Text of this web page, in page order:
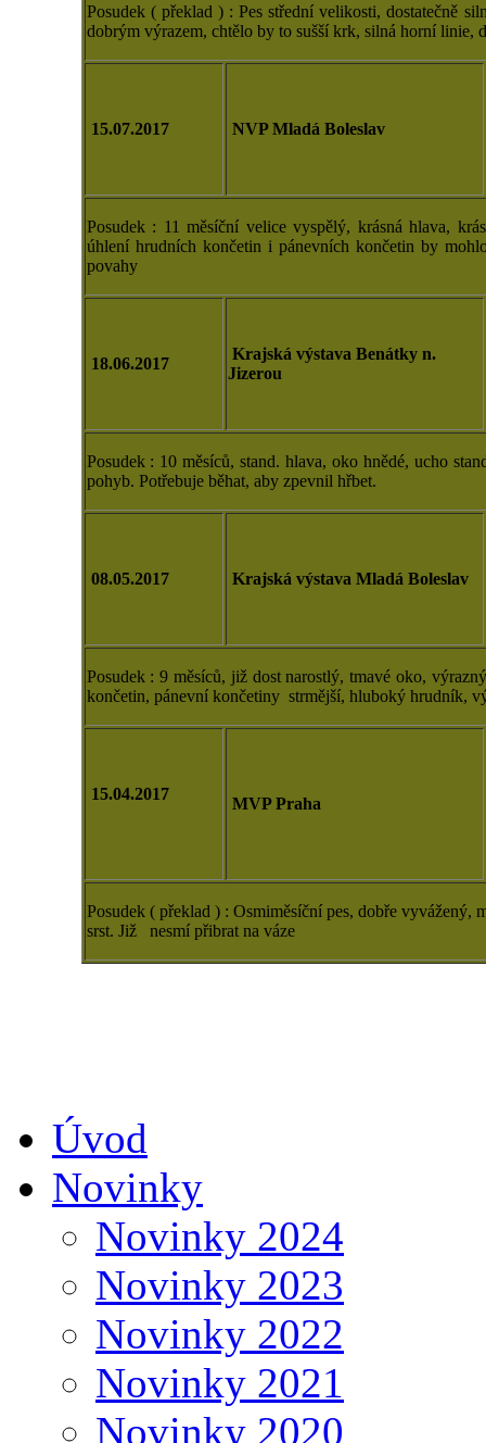
Posudek ( překlad ) : Pes střední velikosti, dostatečně
dobrým výrazem, chtělo by to sušší krk, silná horní
15.07.2017 NVP Mladá Boleslav
Posudek : 11 měsíční velice vyspělý, krásná hlava,
úhlení hrudních končetin i pánevních končetin by
povahy
18.06.2017
Krajská výstava Benátky n.
Jizerou
Posudek : 10 měsíců, stand. hlava, oko hnědé, ucho
pohyb. Potřebuje běhat, aby zpevnil hřbet.
08.05.2017 Krajská výstava Mladá Boleslav
Posudek : 9 měsíců, již dost narostlý, tmavé oko,
končetin, pánevní končetiny strmější, hluboký hrudník,
15.04.2017
MVP Praha
Posudek ( překlad ) : Osmiměsíční pes, dobře vyvážený,
srst. Již nesmí přibrat na váze
Úvod
Novinky
Novinky 2024
Novinky 2023
Novinky 2022
Novinky 2021
Novinky 2020